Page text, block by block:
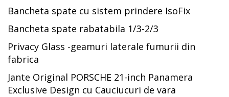
Bancheta spate cu sistem prindere IsoFix
Bancheta spate rabatabila 1/3-2/3
Privacy Glass -geamuri laterale fumurii din
fabrica
Jante Original PORSCHE 21-inch Panamera
Exclusive Design cu Cauciucuri de vara